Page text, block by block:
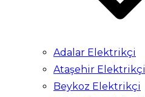
Adalar Elektrikçi
Ataşehir Elektrikçi
Beykoz Elektrikçi